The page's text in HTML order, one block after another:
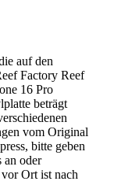
auf den
Factory Reef
16 Pro
beträgt
vom Original
bitte geben
an oder
Ort ist nach